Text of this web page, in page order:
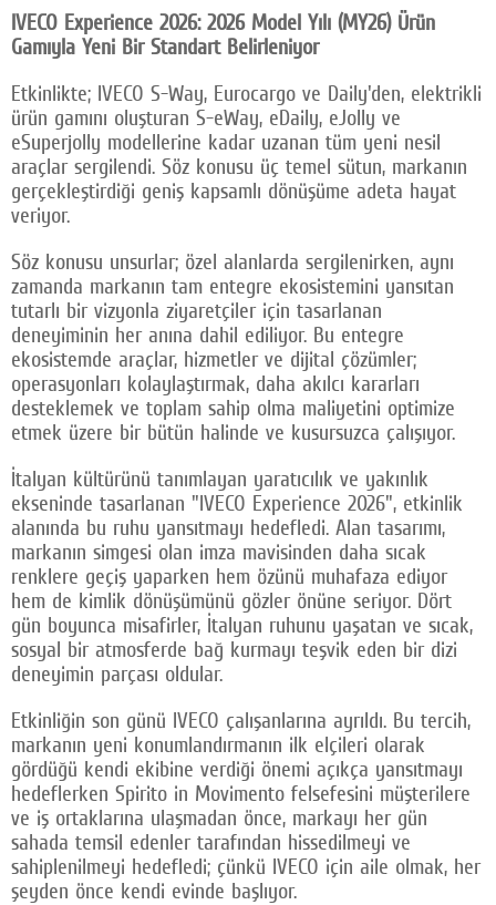
IVECO Experience 2026: 2026 Model Yılı (MY26) Ürün
Gamıyla Yeni Bir Standart Belirleniyor
Etkinlikte; IVECO S-Way, Eurocargo ve Daily'den, elektrikli
ürün gamını oluşturan S-eWay, eDaily, eJolly ve
eSuperjolly modellerine kadar uzanan tüm yeni nesil
araçlar sergilendi. Söz konusu üç temel sütun, markanın
gerçekleştirdiği geniş kapsamlı dönüşüme adeta hayat
veriyor.
Söz konusu unsurlar; özel alanlarda sergilenirken, aynı
zamanda markanın tam entegre ekosistemini yansıtan
tutarlı bir vizyonla ziyaretçiler için tasarlanan
deneyiminin her anına dahil ediliyor. Bu entegre
ekosistemde araçlar, hizmetler ve dijital çözümler;
operasyonları kolaylaştırmak, daha akılcı kararları
desteklemek ve toplam sahip olma maliyetini optimize
etmek üzere bir bütün halinde ve kusursuzca çalışıyor.
İtalyan kültürünü tanımlayan yaratıcılık ve yakınlık
ekseninde tasarlanan "IVECO Experience 2026", etkinlik
alanında bu ruhu yansıtmayı hedefledi. Alan tasarımı,
markanın simgesi olan imza mavisinden daha sıcak
renklere geçiş yaparken hem özünü muhafaza ediyor
hem de kimlik dönüşümünü gözler önüne seriyor. Dört
gün boyunca misafirler, İtalyan ruhunu yaşatan ve sıcak,
sosyal bir atmosferde bağ kurmayı teşvik eden bir dizi
deneyimin parçası oldular.
Etkinliğin son günü IVECO çalışanlarına ayrıldı. Bu tercih,
markanın yeni konumlandırmanın ilk elçileri olarak
gördüğü kendi ekibine verdiği önemi açıkça yansıtmayı
hedeflerken Spirito in Movimento felsefesini müşterilere
ve iş ortaklarına ulaşmadan önce, markayı her gün
sahada temsil edenler tarafından hissedilmeyi ve
sahiplenilmeyi hedefledi; çünkü IVECO için aile olmak, her
şeyden önce kendi evinde başlıyor.